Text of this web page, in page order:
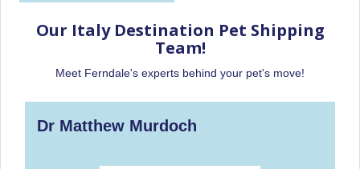
Our Italy Destination Pet Shipping
Team!
Meet Ferndale's experts behind your pet's move!
Dr Matthew Murdoch